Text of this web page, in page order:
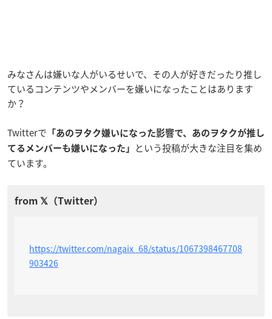
みなさんは嫌いな人がいるせいで、その人が好きだったり推し
ているコンテンツやメンバーを嫌いになったことはあります
か？
Twitterで 「あのヲタク嫌いになった影響で、あのヲタクが推し
てるメンバーも嫌いになった」
という投稿が大きな注目を集め
ています。
https://twitter.com/nagaix_68/status/1067398467708
903426